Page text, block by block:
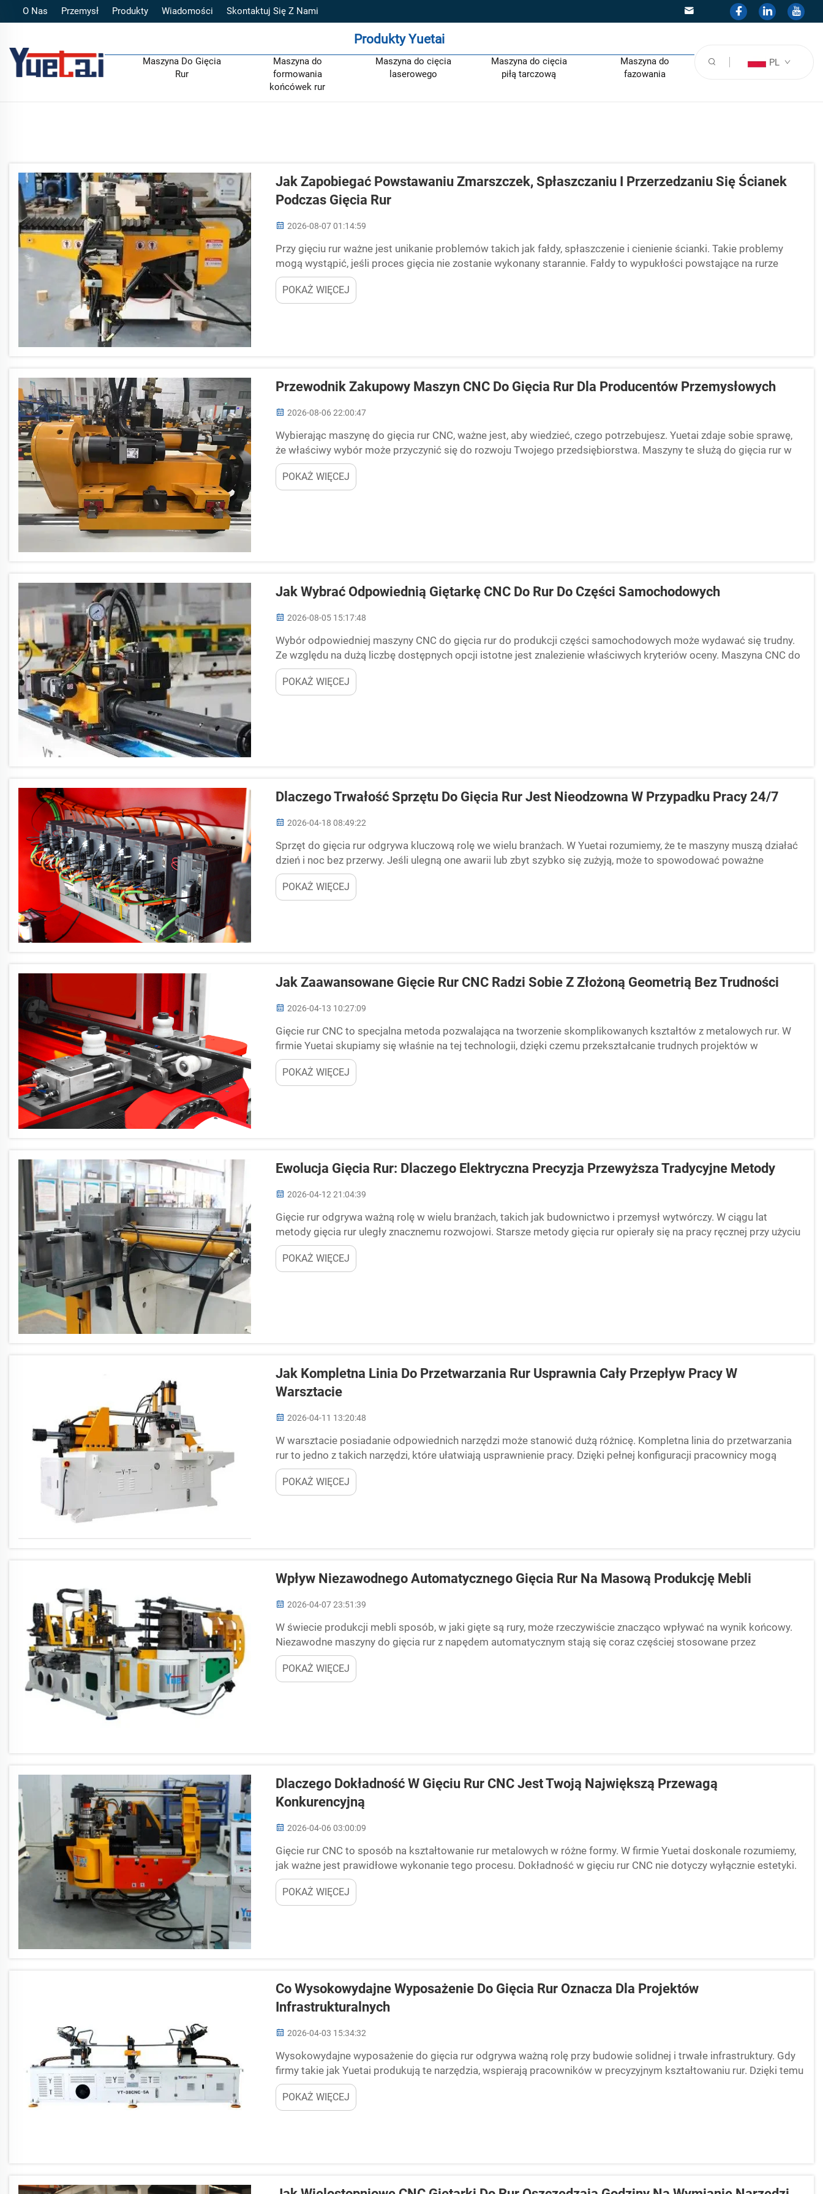
O Nas Przemysł Produkty Wiadomości Skontaktuj Się Z Nami
Produkty Yuetai
Maszyna Do Gięcia
Rur
Maszyna do
formowania
końcówek rur
Maszyna do cięcia
laserowego
Maszyna do cięcia
piłą tarczową
Maszyna do
fazowania
PL
Jak Zapobiegać Powstawaniu Zmarszczek, Spłaszczaniu I Przerzedzaniu Się Ścianek
Podczas Gięcia Rur
2026-08-07 01:14:59
Przy gięciu rur ważne jest unikanie problemów takich jak fałdy, spłaszczenie i cienienie ścianki. Takie problemy
mogą wystąpić, jeśli proces gięcia nie zostanie wykonany starannie. Fałdy to wypukłości powstające na rurze
podczas jej gięcia...
POKAŻ WIĘCEJ
Przewodnik Zakupowy Maszyn CNC Do Gięcia Rur Dla Producentów Przemysłowych
2026-08-06 22:00:47
Wybierając maszynę do gięcia rur CNC, ważne jest, aby wiedzieć, czego potrzebujesz. Yuetai zdaje sobie sprawę,
że właściwy wybór może przyczynić się do rozwoju Twojego przedsiębiorstwa. Maszyny te służą do gięcia rur w
określone kształty. Są powszechnie stosowane w wielu branżach...
POKAŻ WIĘCEJ
Jak Wybrać Odpowiednią Giętarkę CNC Do Rur Do Części Samochodowych
2026-08-05 15:17:48
Wybór odpowiedniej maszyny CNC do gięcia rur do produkcji części samochodowych może wydawać się trudny.
Ze względu na dużą liczbę dostępnych opcji istotne jest znalezienie właściwych kryteriów oceny. Maszyna CNC do
gięcia rur służy do nadawania metalowym ruram konkretnych kształtów wymaganych w pojazdach...
POKAŻ WIĘCEJ
Dlaczego Trwałość Sprzętu Do Gięcia Rur Jest Nieodzowna W Przypadku Pracy 24/7
2026-04-18 08:49:22
Sprzęt do gięcia rur odgrywa kluczową rolę we wielu branżach. W Yuetai rozumiemy, że te maszyny muszą działać
dzień i noc bez przerwy. Jeśli ulegną one awarii lub zbyt szybko się zużyją, może to spowodować poważne
problemy. Firmy polegają na maszynach do gięcia rur...
POKAŻ WIĘCEJ
Jak Zaawansowane Gięcie Rur CNC Radzi Sobie Z Złożoną Geometrią Bez Trudności
2026-04-13 10:27:09
Gięcie rur CNC to specjalna metoda pozwalająca na tworzenie skomplikowanych kształtów z metalowych rur. W
firmie Yuetai skupiamy się właśnie na tej technologii, dzięki czemu przekształcanie trudnych projektów w
rzeczywiste produkty staje się łatwiejsze. W przeciwieństwie do starszych metod gięcia rur CNC wykorzystuje
maszyny sterowane komputerowo, które gięją...
POKAŻ WIĘCEJ
Ewolucja Gięcia Rur: Dlaczego Elektryczna Precyzja Przewyższa Tradycyjne Metody
2026-04-12 21:04:39
Gięcie rur odgrywa ważną rolę w wielu branżach, takich jak budownictwo i przemysł wytwórczy. W ciągu lat
metody gięcia rur uległy znacznemu rozwojowi. Starsze metody gięcia rur opierały się na pracy ręcznej przy użyciu
narzędzi wymagających dużej siły mięśniowej i wielu...
POKAŻ WIĘCEJ
Jak Kompletna Linia Do Przetwarzania Rur Usprawnia Cały Przepływ Pracy W
Warsztacie
2026-04-11 13:20:48
W warsztacie posiadanie odpowiednich narzędzi może stanowić dużą różnicę. Kompletna linia do przetwarzania
rur to jedno z takich narzędzi, które ułatwiają usprawnienie pracy. Dzięki pełnej konfiguracji pracownicy mogą
szybko i łatwo ciąć, giąć oraz kształtować rury. To nie tylko oszczędza czas, ale także...
POKAŻ WIĘCEJ
Wpływ Niezawodnego Automatycznego Gięcia Rur Na Masową Produkcję Mebli
2026-04-07 23:51:39
W świecie produkcji mebli sposób, w jaki gięte są rury, może rzeczywiście znacząco wpływać na wynik końcowy.
Niezawodne maszyny do gięcia rur z napędem automatycznym stają się coraz częściej stosowane przez
producentów mebli. Ten proces oznacza, że maszyny gięją rury szybko i z dużą precyzją, w...
POKAŻ WIĘCEJ
Dlaczego Dokładność W Gięciu Rur CNC Jest Twoją Największą Przewagą
Konkurencyjną
2026-04-06 03:00:09
Gięcie rur CNC to sposób na kształtowanie rur metalowych w różne formy. W firmie Yuetai doskonale rozumiemy,
jak ważne jest prawidłowe wykonanie tego procesu. Dokładność w gięciu rur CNC nie dotyczy wyłącznie estetyki.
Ma ona również kluczowe znaczenie dla zapewnienia prawidłowego działania każdej części...
POKAŻ WIĘCEJ
Co Wysokowydajne Wyposażenie Do Gięcia Rur Oznacza Dla Projektów
Infrastrukturalnych
2026-04-03 15:34:32
Wysokowydajne wyposażenie do gięcia rur odgrywa ważną rolę przy budowie solidnej i trwałe infrastruktury. Gdy
firmy takie jak Yuetai produkują te narzędzia, wspierają pracowników w precyzyjnym kształtowaniu rur. Dzięki temu
możliwe jest realizowanie projektów takich jak mosty, drogi i budynki...
POKAŻ WIĘCEJ